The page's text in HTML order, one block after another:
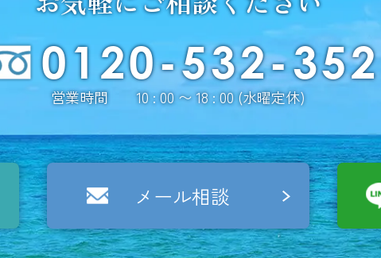
0120-532-352
営業時間 10 : 00 〜 18 : 00 (水曜定休)
メール相談